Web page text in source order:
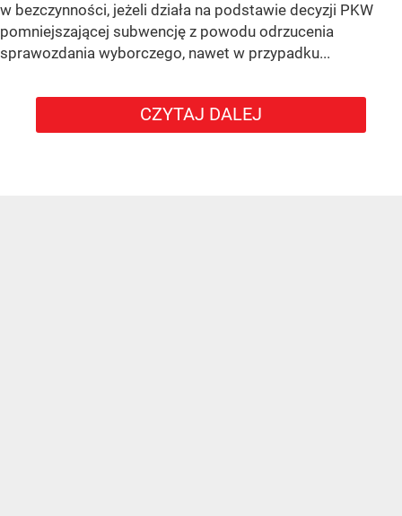
w bezczynności, jeżeli działa na podstawie decyzji PKW
pomniejszającej subwencję z powodu odrzucenia
sprawozdania wyborczego, nawet w przypadku...
CZYTAJ DALEJ